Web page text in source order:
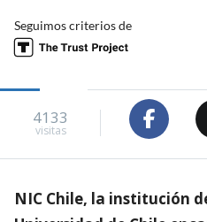
Seguimos criterios de
4133
visitas
NIC Chile, la institución